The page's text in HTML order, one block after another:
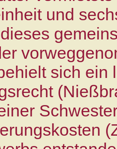
und
sich ein